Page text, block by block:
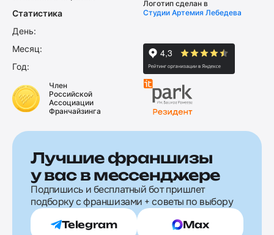
Статистика
День:
Месяц:
Год:
Логотип сделан в
Студии Артемия Лебедева
Член
Российской
Ассоциации
Франчайзинга
Лучшие франшизы
у вас в мессенджере
Подпишись и бесплатный бот пришлет
подборку с франшизами + советы по выбору
Telegram Max